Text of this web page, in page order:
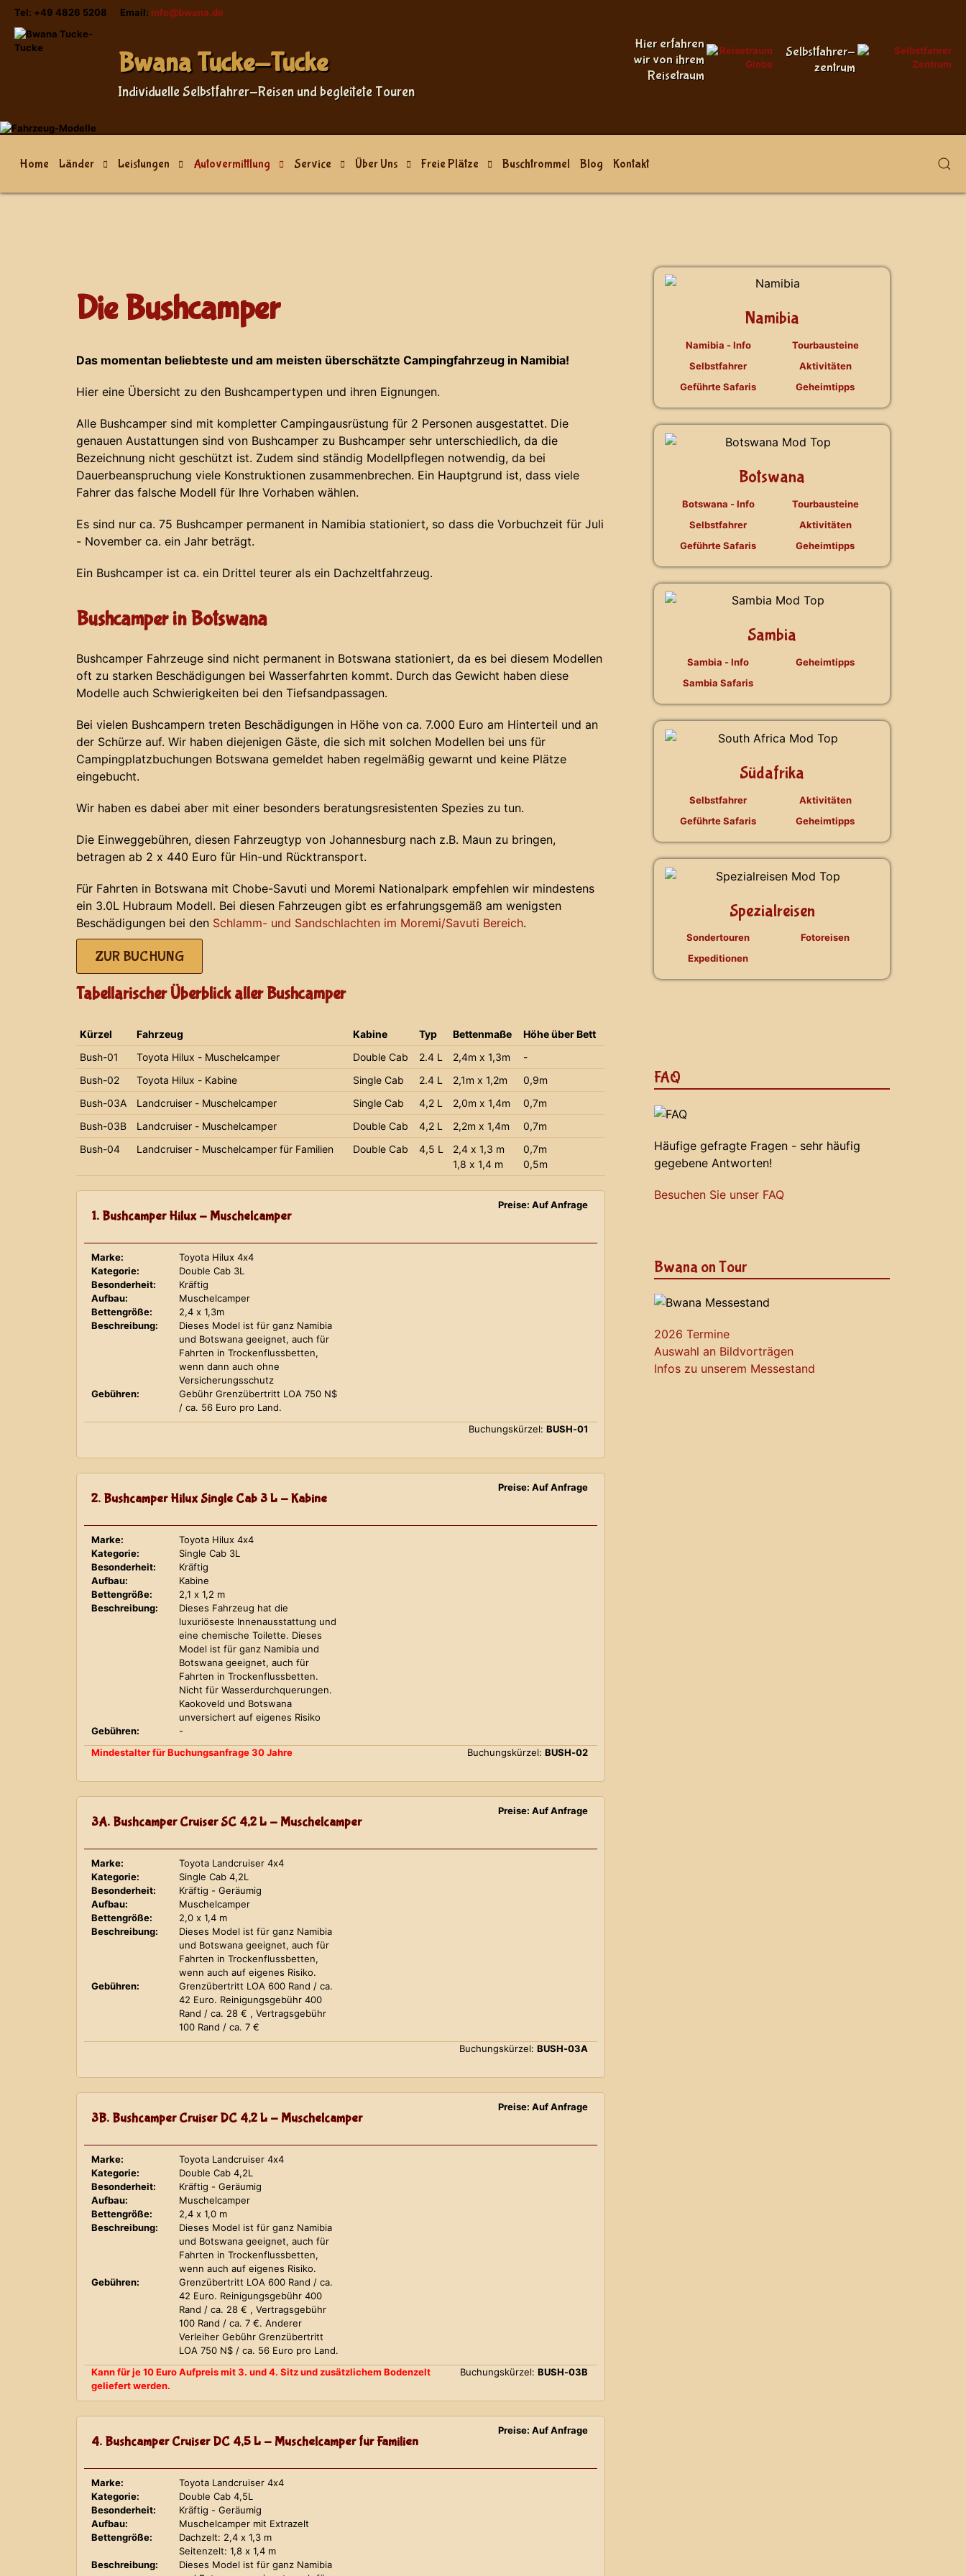
Tel: +49 4826 5208 Email: info@bwana.de
Bwana Tucke-Tucke
Individuelle Selbstfahrer-Reisen und begleitete Touren
Hier erfahren
wir von ihrem
Reisetraum
Selbstfahrer-
zentrum
Home Länder Leistungen Autovermittlung Service Über Uns Freie Plätze Buschtrommel Blog Kontakt
Die Bushcamper
Das momentan beliebteste und am meisten überschätzte Campingfahrzeug in Namibia!
Hier eine Übersicht zu den Bushcampertypen und ihren Eignungen.
Alle Bushcamper sind mit kompletter Campingausrüstung für 2 Personen ausgestattet. Die
genauen Austattungen sind von Bushcamper zu Bushcamper sehr unterschiedlich, da die
Bezeichnung nicht geschützt ist. Zudem sind ständig Modellpflegen notwendig, da bei
Dauerbeanspruchung viele Konstruktionen zusammenbrechen. Ein Hauptgrund ist, dass viele
Fahrer das falsche Modell für Ihre Vorhaben wählen.
Es sind nur ca. 75 Bushcamper permanent in Namibia stationiert, so dass die Vorbuchzeit für Juli
- November ca. ein Jahr beträgt.
Ein Bushcamper ist ca. ein Drittel teurer als ein Dachzeltfahrzeug.
Bushcamper in Botswana
Bushcamper Fahrzeuge sind nicht permanent in Botswana stationiert, da es bei diesem Modellen
oft zu starken Beschädigungen bei Wasserfahrten kommt. Durch das Gewicht haben diese
Modelle auch Schwierigkeiten bei den Tiefsandpassagen.
Bei vielen Bushcampern treten Beschädigungen in Höhe von ca. 7.000 Euro am Hinterteil und an
der Schürze auf. Wir haben diejenigen Gäste, die sich mit solchen Modellen bei uns für
Campingplatzbuchungen Botswana gemeldet haben regelmäßig gewarnt und keine Plätze
eingebucht.
Wir haben es dabei aber mit einer besonders beratungsresistenten Spezies zu tun.
Die Einweggebühren, diesen Fahrzeugtyp von Johannesburg nach z.B. Maun zu bringen,
betragen ab 2 x 440 Euro für Hin-und Rücktransport.
Für Fahrten in Botswana mit Chobe-Savuti und Moremi Nationalpark empfehlen wir mindestens
ein 3.0L Hubraum Modell. Bei diesen Fahrzeugen gibt es erfahrungsgemäß am wenigsten
Beschädigungen bei den Schlamm- und Sandschlachten im Moremi/Savuti Bereich.
ZUR BUCHUNG
Tabellarischer Überblick aller Bushcamper
Kürzel Fahrzeug Kabine Typ Bettenmaße
Höhe über Bett
Bush-01
Toyota Hilux - Muschelcamper Double Cab 2.4 L 2,4m x 1,3m
-
Bush-02
Toyota Hilux - Kabine Single Cab 2.4 L 2,1m x 1,2m
0,9m
Bush-03A
Landcruiser - Muschelcamper Single Cab 4,2 L 2,0m x 1,4m
0,7m
Bush-03B
Landcruiser - Muschelcamper Double Cab 4,2 L 2,2m x 1,4m
0,7m
Bush-04
Landcruiser - Muschelcamper für Familien Double Cab 4,5 L
2,4 x 1,3 m
1,8 x 1,4 m
0,7m
0,5m
1. Bushcamper Hilux - Muschelcamper
Preise: Auf Anfrage
Marke:
Toyota Hilux 4x4
Kategorie:
Double Cab 3L
Besonderheit:
Kräftig
Aufbau:
Muschelcamper
Bettengröße:
2,4 x 1,3m
Beschreibung:
Dieses Model ist für ganz Namibia
und Botswana geeignet, auch für
Fahrten in Trockenflussbetten,
wenn dann auch ohne
Versicherungsschutz
Gebühren:
Gebühr Grenzübertritt LOA 750 N$
/ ca. 56 Euro pro Land.
Buchungskürzel: BUSH-01
2. Bushcamper Hilux Single Cab 3 L - Kabine
Preise: Auf Anfrage
Marke:
Toyota Hilux 4x4
Kategorie:
Single Cab 3L
Besonderheit:
Kräftig
Aufbau:
Kabine
Bettengröße:
2,1 x 1,2 m
Beschreibung:
Dieses Fahrzeug hat die
luxuriöseste Innenausstattung und
eine chemische Toilette. Dieses
Model ist für ganz Namibia und
Botswana geeignet, auch für
Fahrten in Trockenflussbetten.
Nicht für Wasserdurchquerungen.
Kaokoveld und Botswana
unversichert auf eigenes Risiko
Gebühren:
-
Mindestalter für Buchungsanfrage 30 Jahre
Buchungskürzel: BUSH-02
3A. Bushcamper Cruiser SC 4,2 L - Muschelcamper
Preise: Auf Anfrage
Marke:
Toyota Landcruiser 4x4
Kategorie:
Single Cab 4,2L
Besonderheit:
Kräftig - Geräumig
Aufbau:
Muschelcamper
Bettengröße:
2,0 x 1,4 m
Beschreibung:
Dieses Model ist für ganz Namibia
und Botswana geeignet, auch für
Fahrten in Trockenflussbetten,
wenn auch auf eigenes Risiko.
Gebühren:
Grenzübertritt LOA 600 Rand / ca.
42 Euro. Reinigungsgebühr 400
Rand / ca. 28 € , Vertragsgebühr
100 Rand / ca. 7 €
Buchungskürzel: BUSH-03A
3B. Bushcamper Cruiser DC 4,2 L - Muschelcamper
Preise: Auf Anfrage
Marke:
Toyota Landcruiser 4x4
Kategorie:
Double Cab 4,2L
Besonderheit:
Kräftig - Geräumig
Aufbau:
Muschelcamper
Bettengröße:
2,4 x 1,0 m
Beschreibung:
Dieses Model ist für ganz Namibia
und Botswana geeignet, auch für
Fahrten in Trockenflussbetten,
wenn auch auf eigenes Risiko.
Gebühren:
Grenzübertritt LOA 600 Rand / ca.
42 Euro. Reinigungsgebühr 400
Rand / ca. 28 € , Vertragsgebühr
100 Rand / ca. 7 €. Anderer
Verleiher Gebühr Grenzübertritt
LOA 750 N$ / ca. 56 Euro pro Land.
Kann für je 10 Euro Aufpreis mit 3. und 4. Sitz und zusätzlichem Bodenzelt
geliefert werden.
Buchungskürzel: BUSH-03B
4. Bushcamper Cruiser DC 4,5 L - Muschelcamper für Familien
Preise: Auf Anfrage
Marke:
Toyota Landcruiser 4x4
Kategorie:
Double Cab 4,5L
Besonderheit:
Kräftig - Geräumig
Aufbau:
Muschelcamper mit Extrazelt
Bettengröße:
Dachzelt: 2,4 x 1,3 m
Seitenzelt: 1,8 x 1,4 m
Beschreibung:
Dieses Model ist für ganz Namibia
Namibia
Namibia - Info
Selbstfahrer
Geführte Safaris
Tourbausteine
Aktivitäten
Geheimtipps
Botswana
Botswana - Info
Selbstfahrer
Geführte Safaris
Tourbausteine
Aktivitäten
Geheimtipps
Sambia
Sambia - Info
Sambia Safaris
Geheimtipps
Südafrika
Selbstfahrer
Geführte Safaris
Aktivitäten
Geheimtipps
Spezialreisen
Sondertouren
Expeditionen
Fotoreisen
FAQ
Häufige gefragte Fragen - sehr häufig
gegebene Antworten!
Besuchen Sie unser FAQ
Bwana on Tour
2026 Termine
Auswahl an Bildvorträgen
Infos zu unserem Messestand